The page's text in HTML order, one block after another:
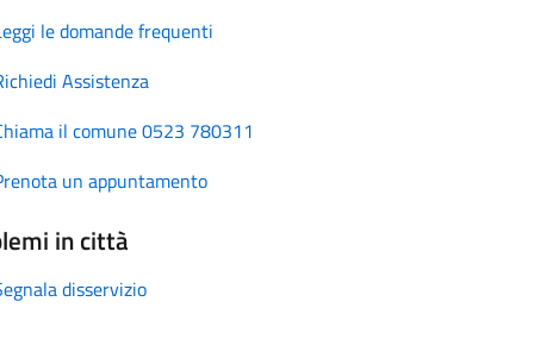
le domande frequenti
Assistenza
il comune 0523 780311
un appuntamento
in città
disservizio